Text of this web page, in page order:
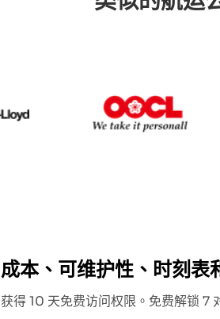
成本、可维护性、时刻表
获得 10 天免费访问权限。免费解锁 7